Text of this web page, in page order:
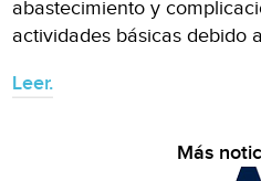
abastecimiento y
actividades básicas debido
Leer.
Más